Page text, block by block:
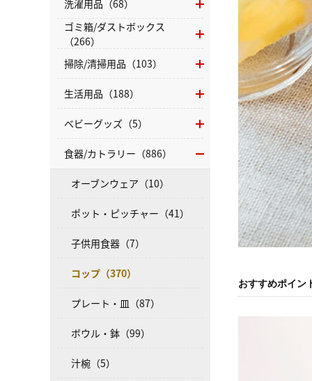
おすすめポイン
洗濯用品（68）
ゴミ箱/ダストボックス
（266）
掃除/清掃用品（103）
生活用品（188）
ベビーグッズ（5）
食器/カトラリー（886）
オーブンウェア（10）
ポット・ピッチャー（41）
子供用食器（7）
コップ（370）
プレート・皿（87）
ボウル・鉢（99）
汁椀（5）